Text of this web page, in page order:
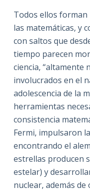
Todos ellos forman
las matemáticas, y
con saltos que
tiempo parecen
ciencia, “altamente
involucrados en el
adolescencia de la
herramientas
consistencia
Fermi, impulsaron
encontrando el
estrellas producen
estelar) y
nuclear, además